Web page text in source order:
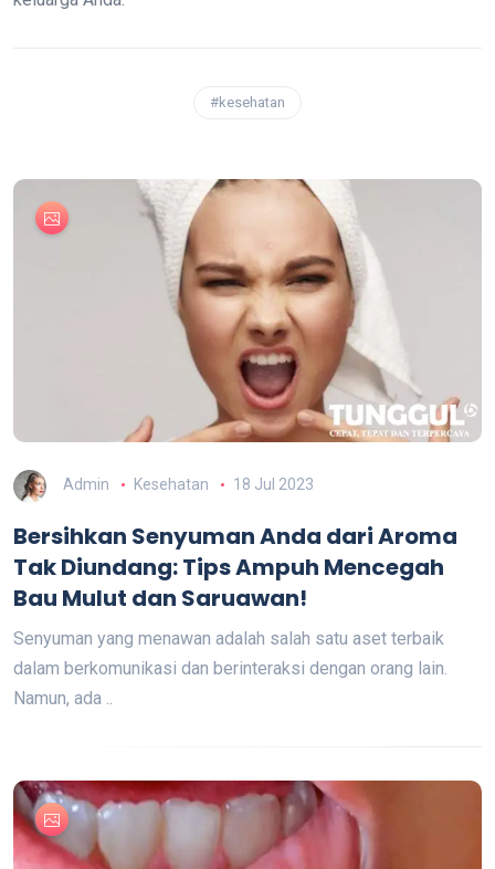
#kesehatan
Admin Kesehatan 18 Jul 2023
Bersihkan Senyuman Anda dari Aroma
Tak Diundang: Tips Ampuh Mencegah
Bau Mulut dan Saruawan!
Senyuman yang menawan adalah salah satu aset terbaik
dalam berkomunikasi dan berinteraksi dengan orang lain.
Namun, ada ..